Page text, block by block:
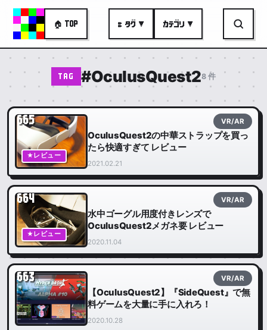
🏠 TOP # タグ ▼ カテゴリ ▼
TAG #OculusQuest28 件
★レビュー
665 VR/AR
OculusQuest2の中華ストラップを買っ
たら快適すぎて レビュー
2021.02.21
★レビュー
664 VR/AR
水中ゴーグル用度付きレンズで
OculusQuest2メガネ要 レビュー
2020.11.04
663 VR/AR
【OculusQuest2】『SideQuest』で無
料ゲームを大量に手に入れろ！
2020.10.28